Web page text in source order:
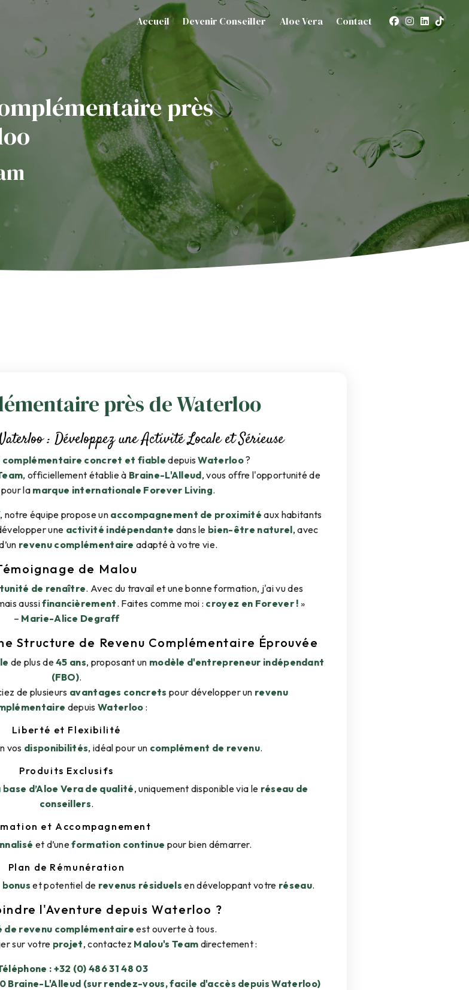
Accueil Devenir Conseiller Aloe Vera Contact
près
près de Waterloo
: Développez une Activité Locale et Sérieuse
complémentaire concret et fiable depuisWaterloo?
, officiellement établie à Braine-L'Alleud, vous offre l'opportunité de
pour la marque internationale Forever Living.
, notre équipe propose un accompagnement de proximité aux habitants
une activité indépendante dans le bien-être naturel, avec
revenu complémentaire adapté à votre vie.
de Malou
de renaître. Avec du travail et une bonne formation, j'ai vu des
aussifinancièrement. Faites comme moi : croyez en Forever ! »
– Marie-Alice Degraff
Structure de Revenu Complémentaire Éprouvée
de plus de45 ans, proposant un modèle d'entrepreneur indépendant
(FBO).
de plusieurs avantages concrets pour développer un revenu
depuis Waterloo :
Liberté et Flexibilité
vos disponibilités, idéal pour un complément de revenu.
Produits Exclusifs
d’Aloe Vera de qualité, uniquement disponible via le réseau de
conseillers.
et Accompagnement
et d’uneformation continue pour bien démarrer.
Plan de Rémunération
bonus et potentiel de revenus résiduels en développant votre réseau.
l'Aventure depuis Waterloo ?
revenu complémentaire est ouverte à tous.
sur votre projet, contactez Malou's Team directement :
: +32 (0) 486 31 48 03
Braine-L'Alleud (sur rendez-vous, facile d'accès depuis Waterloo)